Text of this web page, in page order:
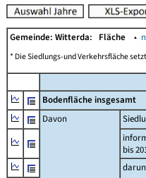
Gemeinde: Witterda: Fläche ▴
* Die Siedlungs-und Verkehrsfläche
Bodenfläche insgesamt
Davon
bis